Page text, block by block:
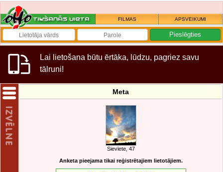
FILMAS APSVEIKUMI
Lai lietošana būtu ērtāka, lūdzu, pagriez savu
tālruni!
Meta
Sieviete, 47
Anketa pieejama tikai reģistrētajiem lietotājiem.